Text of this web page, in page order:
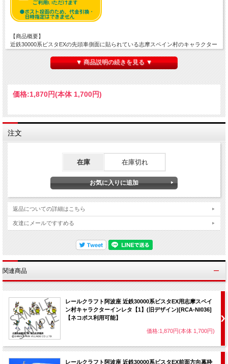
【商品概要】
近鉄30000系ビスタEXの先頭車側面に貼られている志摩スペイン村のキャラクター
(新デザイン)を再現するためのインレタです。
近畿日本鉄道(株)商品化許諾済
乗降ドア横に貼られている広告などを収録したアクセサリーステッカーを同梱。
【2】はB更新後の姿である新デザイン用です。
※登場時の姿を再現する場合は【1】(旧デザイン用)をご利用ください。
・インレタ1枚(1編成＋予備分収録)
・ステッカー1枚(乗降ドア横広告など収録)
【別途必要品】
※価格変更に伴い、品番、JANコードが変更されています
▼ 商品説明の続きを見る ▼
価格:1,870円(本体 1,700円)
注文
在庫 在庫切れ
返品についての詳細はこちら
友達にメールですすめる
関連商品
レールクラフト阿波座 近鉄30000系ビスタEX用志摩スペイ
ン村キャラクターインレタ【1】(旧デザイン)[RCA-NI036]
【ネコポス利用可能】
価格:1,870円(本体 1,700円)
レールクラフト阿波座 近鉄30000系ビスタEX前面方向幕枠